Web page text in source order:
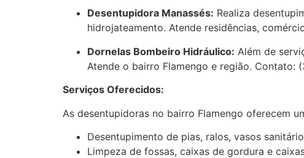
Desentupidora Manassés: Realiza
hidrojateamento. Atende residências,
Dornelas Bombeiro Hidráulico: Além de
Atende o bairro Flamengo e região. Contato:
Serviços Oferecidos:
As desentupidoras no bairro Flamengo oferecem
Desentupimento de pias, ralos, vasos
Limpeza de fossas, caixas de gordura e caixas